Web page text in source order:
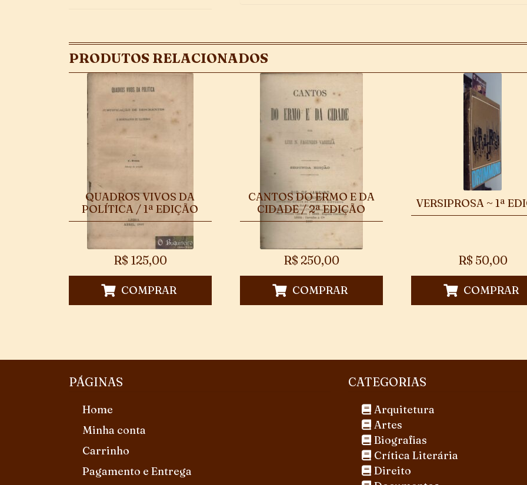
PRODUTOS RELACIONADOS
QUADROS VIVOS DA
POLÍTICA / 1ª EDIÇÃO
R$ 125,00
COMPRAR
CANTOS DO ERMO E DA
CIDADE / 2ª EDIÇÃO
R$ 250,00
COMPRAR
VERSIPROSA ~ 1ª
R$ 50,00
COMPRAR
PÁGINAS
Home
Minha conta
Carrinho
Pagamento e Entrega
CATEGORIAS
Arquitetura
Artes
Biografias
Crítica Literária
Direito